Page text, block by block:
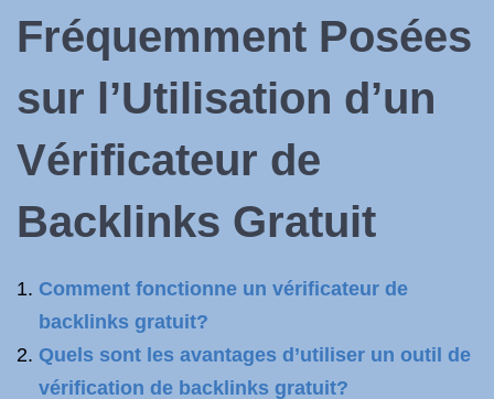
Fréquemment Posées
sur l’Utilisation d’un
Vérificateur de
Backlinks Gratuit
Comment fonctionne un vérificateur de
backlinks gratuit?
Quels sont les avantages d’utiliser un outil de
vérification de backlinks gratuit?